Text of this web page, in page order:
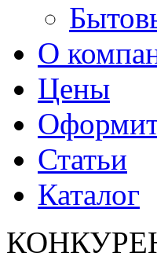
О
Цены
Статьи
Каталог